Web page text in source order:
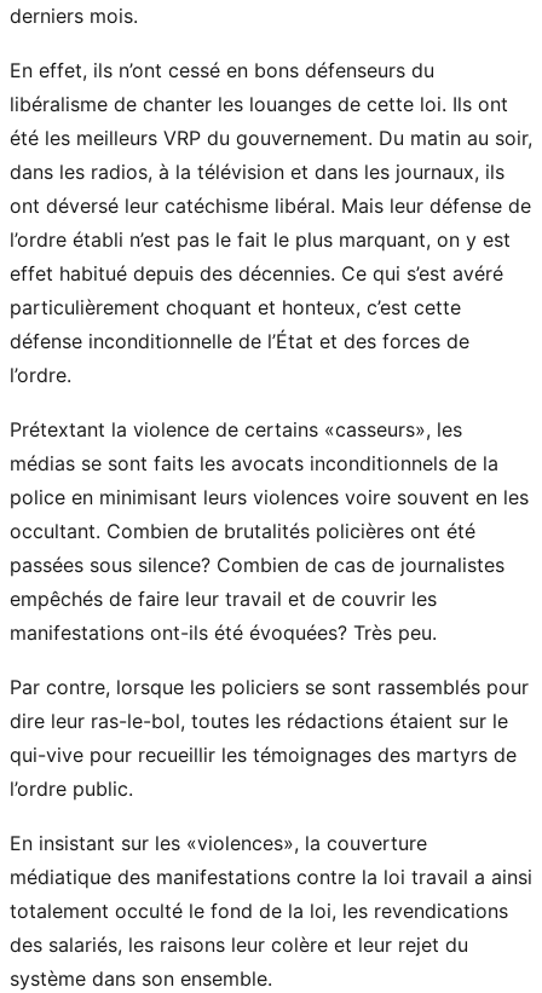
derniers mois.
En effet, ils n’ont cessé en bons défenseurs du
libéralisme de chanter les louanges de cette loi. Ils ont
été les meilleurs VRP du gouvernement. Du matin au soir,
dans les radios, à la télévision et dans les journaux, ils
ont déversé leur catéchisme libéral. Mais leur défense de
l’ordre établi n’est pas le fait le plus marquant, on y est
effet habitué depuis des décennies. Ce qui s’est avéré
particulièrement choquant et honteux, c’est cette
défense inconditionnelle de l’État et des forces de
l’ordre.
Prétextant la violence de certains «casseurs», les
médias se sont faits les avocats inconditionnels de la
police en minimisant leurs violences voire souvent en les
occultant. Combien de brutalités policières ont été
passées sous silence? Combien de cas de journalistes
empêchés de faire leur travail et de couvrir les
manifestations ont-ils été évoquées? Très peu.
Par contre, lorsque les policiers se sont rassemblés pour
dire leur ras-le-bol, toutes les rédactions étaient sur le
qui-vive pour recueillir les témoignages des martyrs de
l’ordre public.
En insistant sur les «violences», la couverture
médiatique des manifestations contre la loi travail a ainsi
totalement occulté le fond de la loi, les revendications
des salariés, les raisons leur colère et leur rejet du
système dans son ensemble.